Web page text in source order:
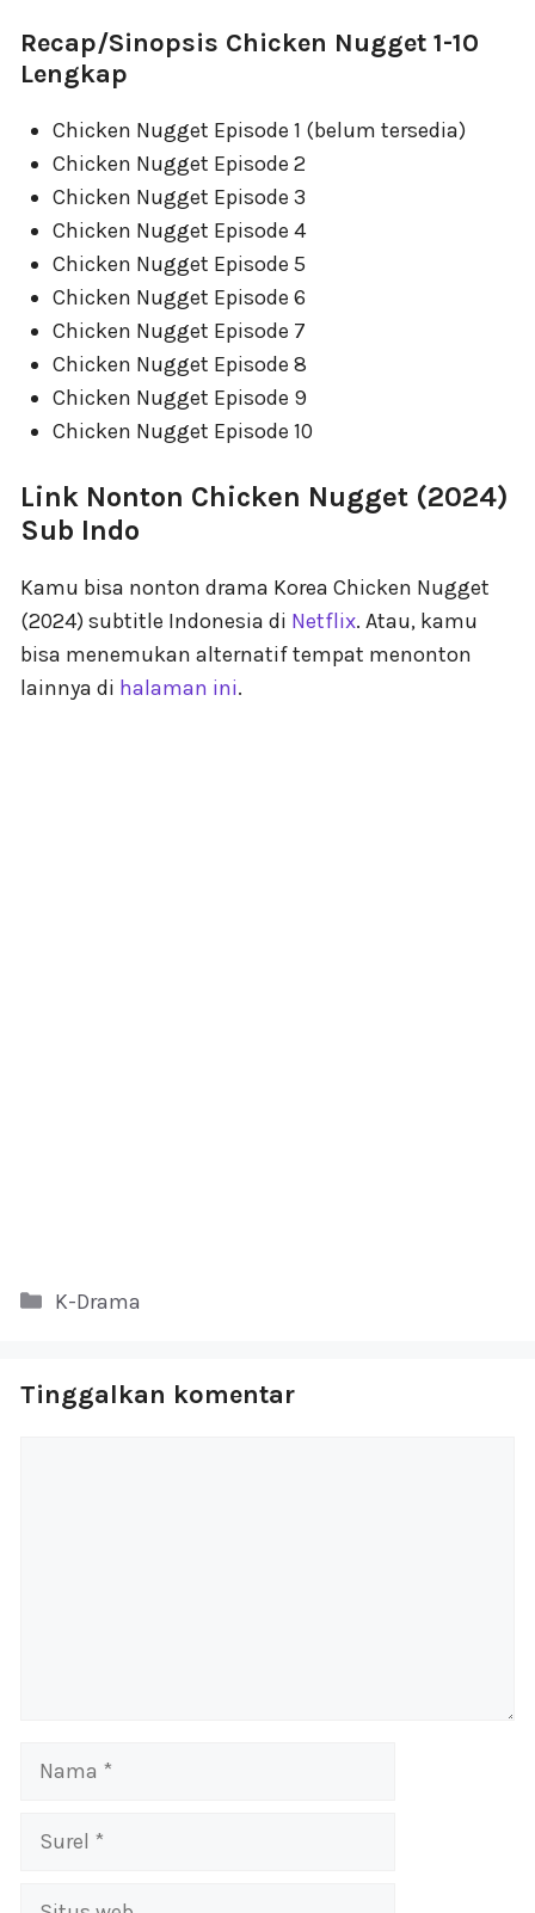
Recap/Sinopsis Chicken Nugget 1-10
Lengkap
Chicken Nugget Episode 1 (belum tersedia)
Chicken Nugget Episode 2
Chicken Nugget Episode 3
Chicken Nugget Episode 4
Chicken Nugget Episode 5
Chicken Nugget Episode 6
Chicken Nugget Episode 7
Chicken Nugget Episode 8
Chicken Nugget Episode 9
Chicken Nugget Episode 10
Link Nonton Chicken Nugget (2024)
Sub Indo
Kamu bisa nonton drama Korea Chicken Nugget
(2024) subtitle Indonesia di Netflix. Atau, kamu
bisa menemukan alternatif tempat menonton
lainnya di halaman ini.
Kategori
K-Drama
Tinggalkan komentar
Nama
Surel
Situs